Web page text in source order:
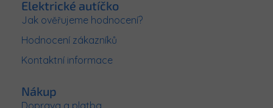
Elektrické autíčko
Jak ověřujeme hodnocení?
Hodnocení zákazníků
Kontaktní informace
Nákup